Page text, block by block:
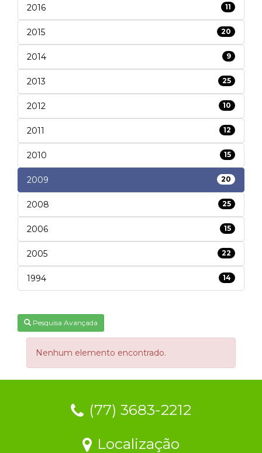
2016 11
2015 20
2014 9
2013 25
2012 10
2011 12
2010 15
2009 20
2008 25
2006 15
2005 22
1994 14
Pesquisa Avançada
Nenhum elemento encontrado.
(77) 3683-2212
Localização